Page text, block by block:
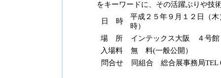
をキーワードに、その活躍ぶりや技
日 時
平成２５年９月１２日（
時）
場 所
インテックス大阪 ４号館
入場料
無 料(一般公開）
問合せ
同組合 総合展事務局TEL